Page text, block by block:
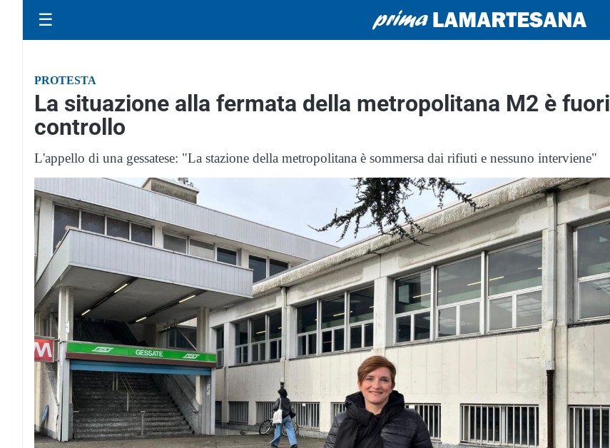
☰
PROTESTA
La situazione alla fermata della metropolitana M2 è fuori
controllo
L'appello di una gessatese: "La stazione della metropolitana è sommersa dai rifiuti e nessuno interviene"